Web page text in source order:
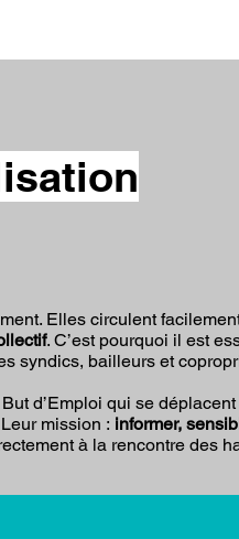
Elles circulent
. C’est pourquoi il est
syndics, bailleurs et
d’Emploi qui se
mission : informer,
à la rencontre des